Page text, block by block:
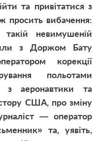
та привітатися з
просить вибачення:
невимушеній
з Доржом Бату
корекції
польотами
з аеронавтики та
США, про зміну
— оператор
та, уявіть,